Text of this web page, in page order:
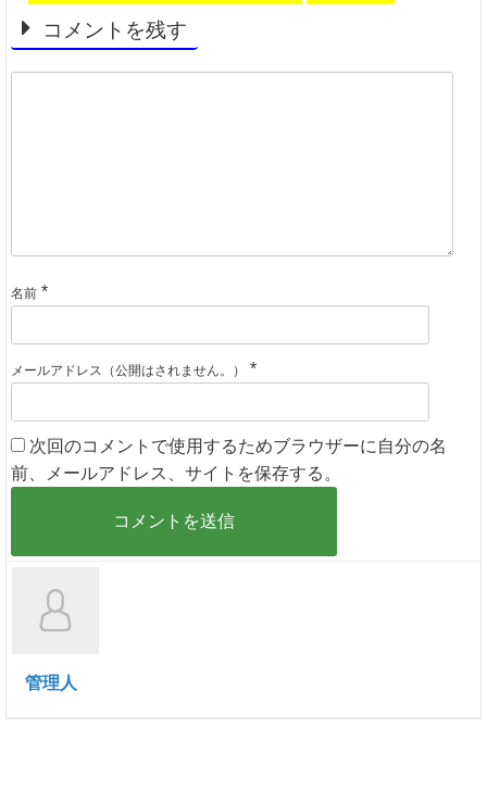
コメントを残す
名前 *
メールアドレス（公開はされません。） *
次回のコメントで使用するためブラウザーに自分の名
前、メールアドレス、サイトを保存する。
管理人